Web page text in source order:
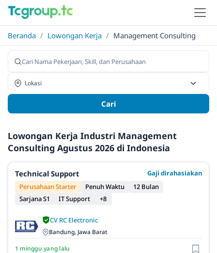
Beranda / Lowongan Kerja / Management Consulting
Cari
Lowongan Kerja Industri Management
Consulting Agustus 2026 di Indonesia
Technical Support
Gaji dirahasiakan
Perusahaan Starter
Penuh Waktu
12 Bulan
Sarjana S1
IT Support +8
CV RC Electronic
Bandung, Jawa Barat
1 minggu yang lalu